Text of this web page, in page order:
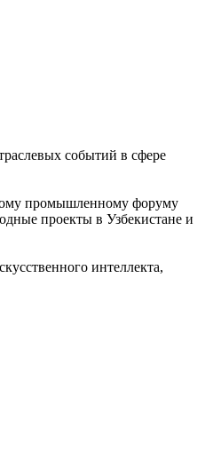
событий в сфере
промышленному форуму
проекты в Узбекистане и
интеллекта,